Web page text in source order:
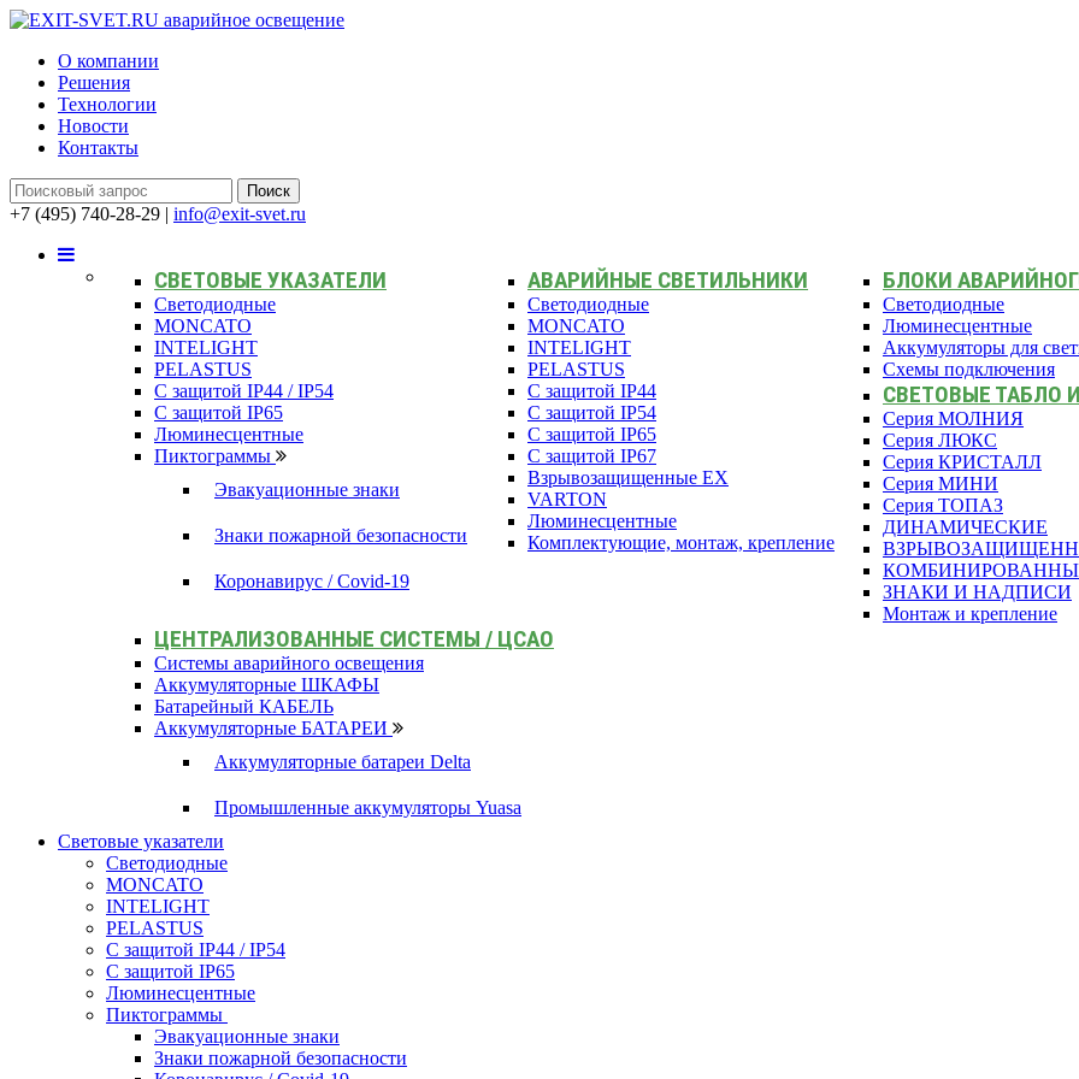
О компании
Решения
Технологии
Новости
Контакты
+7 (495) 740-28-29 | info@exit-svet.ru
СВЕТОВЫЕ УКАЗАТЕЛИ
Светодиодные
MONCATO
INTELIGHT
PELASTUS
С защитой IP44 / IP54
С защитой IP65
Люминесцентные
Пиктограммы
Эвакуационные знаки
Знаки пожарной безопасности
Коронавирус / Covid-19
АВАРИЙНЫЕ СВЕТИЛЬНИКИ
Светодиодные
MONCATO
INTELIGHT
PELASTUS
С защитой IP44
С защитой IP54
С защитой IP65
С защитой IP67
Взрывозащищенные EX
VARTON
Люминесцентные
Комплектующие, монтаж, крепление
БЛОКИ
Светодиодные
Люминесцентные
Аккумуляторы для
Схемы подключения
СВЕТОВЫЕ ТАБЛО
Серия МОЛНИЯ
Серия ЛЮКС
Серия КРИСТАЛЛ
Серия МИНИ
Серия ТОПАЗ
ДИНАМИЧЕСКИЕ
ЗНАКИ И НАДПИСИ
Монтаж и крепление
ЦЕНТРАЛИЗОВАННЫЕ СИСТЕМЫ / ЦСАО
Системы аварийного освещения
Аккумуляторные ШКАФЫ
Батарейный КАБЕЛЬ
Аккумуляторные БАТАРЕИ
Аккумуляторные батареи Delta
Промышленные аккумуляторы Yuasa
Световые указатели
Светодиодные
MONCATO
INTELIGHT
PELASTUS
С защитой IP44 / IP54
С защитой IP65
Люминесцентные
Пиктограммы
Эвакуационные знаки
Знаки пожарной безопасности